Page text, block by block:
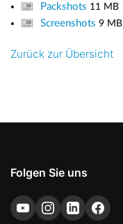
Packshots 11 MB
Screenshots9 MB
Zurück zur Übersicht
Folgen Sie uns